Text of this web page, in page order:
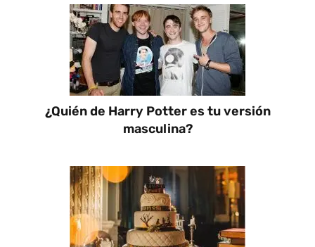
¿Quién de Harry Potter es tu versión
masculina?